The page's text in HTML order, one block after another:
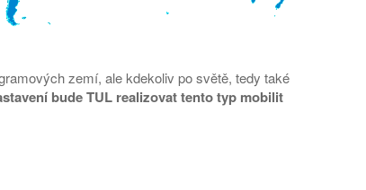
zemí, ale kdekoliv po světě, tedy také
bude TUL realizovat tento typ mobilit